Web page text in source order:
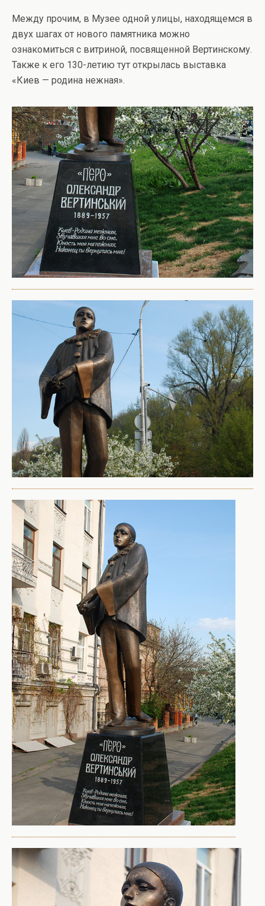
Между прочим, в Музее одной улицы, находящемся в
двух шагах от нового памятника можно
ознакомиться с витриной, посвященной Вертинскому.
Также к его 130-летию тут открылась выставка
«Киев — родина нежная».